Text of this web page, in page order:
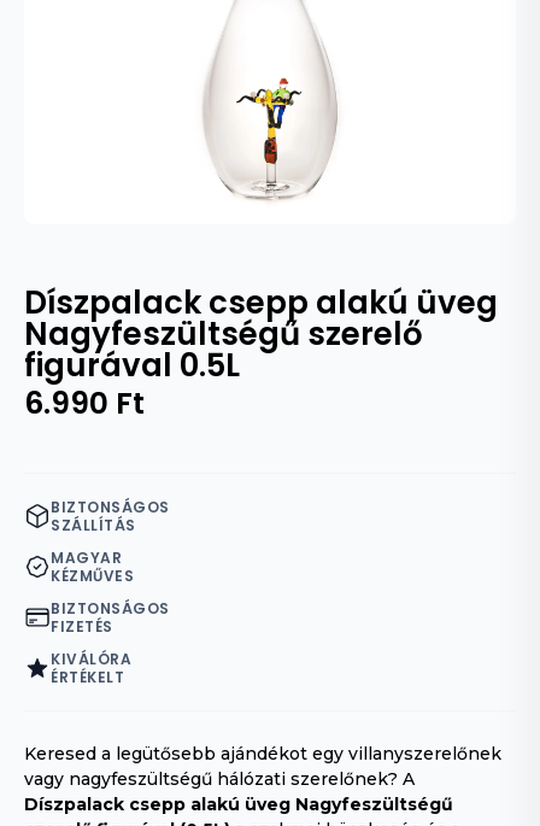
Díszpalack csepp alakú üveg
Nagyfeszültségű szerelő
figurával 0.5L
6.990 Ft
BIZTONSÁGOS
SZÁLLÍTÁS
MAGYAR
KÉZMŰVES
BIZTONSÁGOS
FIZETÉS
KIVÁLÓRA
ÉRTÉKELT
Keresed a legütősebb ajándékot egy villanyszerelőnek
vagy nagyfeszültségű hálózati szerelőnek? A
Díszpalack csepp alakú üveg Nagyfeszültségű